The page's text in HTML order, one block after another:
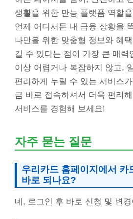
생활을 위한 만능 플랫폼 역할
언제 어디서든 내 금융 상황을
나만을 위한 맞춤형 정보와 혜
길 수 있다는 점이 가장 큰 매력
이상 어렵거나 복잡하지 않고,
편리하게 누릴 수 있는 서비스
금 바로 접속하셔서 더욱 편리
서비스를 경험해 보세요!
자주 묻는 질문
우리카드 홈페이지에서 카
바로 되나요?
네, 로그인 후 바로 신청 및 변